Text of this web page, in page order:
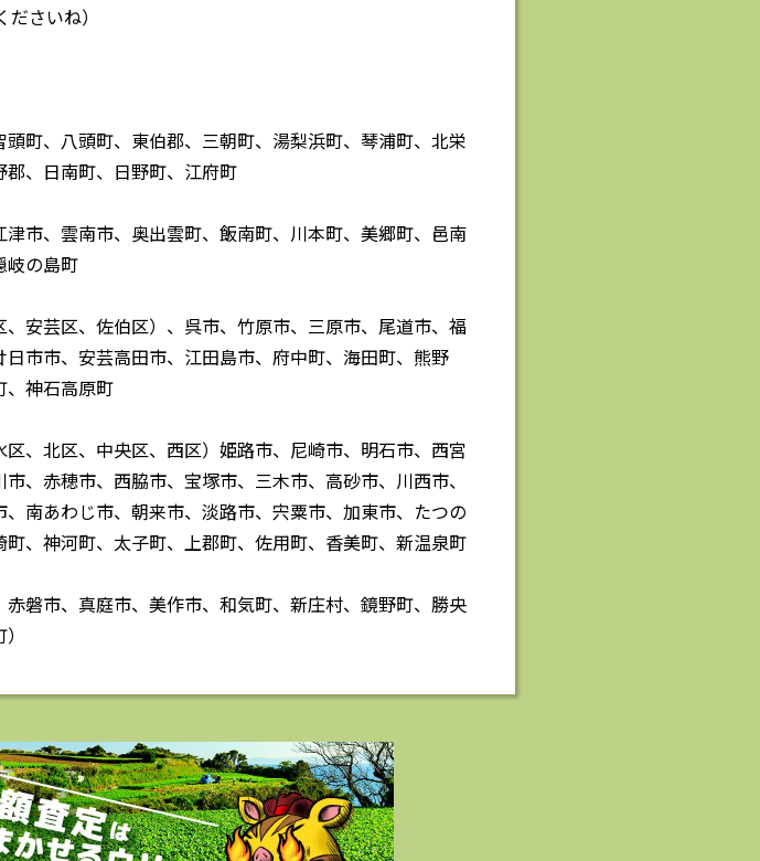
さいね）
町、八頭町、東伯郡、三朝町、湯梨浜町、琴浦町、北栄
、日南町、日野町、江府町
市、雲南市、奥出雲町、飯南町、川本町、美郷町、邑南
岐の島町
安芸区、佐伯区）、呉市、竹原市、三原市、尾道市、福
市市、安芸高田市、江田島市、府中町、海田町、熊野
、神石高原町
、北区、中央区、西区）姫路市、尼崎市、明石市、西宮
、赤穂市、西脇市、宝塚市、三木市、高砂市、川西市、
南あわじ市、朝来市、淡路市、宍粟市、加東市、たつの
、神河町、太子町、上郡町、佐用町、香美町、新温泉町
磐市、真庭市、美作市、和気町、新庄村、鏡野町、勝央